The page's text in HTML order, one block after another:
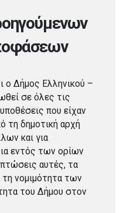
ο Δήμος Ελληνικού –
σε όλες τις
που είχαν
τη δημοτική αρχή
και για
εντός των ορίων
αυτές, τα
τη νομιμότητα των
του Δήμου στον